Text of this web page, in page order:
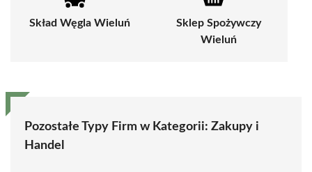
Skład Węgla Wieluń
Sklep Spożywczy
Wieluń
Pozostałe Typy Firm w Kategorii: Zakupy i
Handel